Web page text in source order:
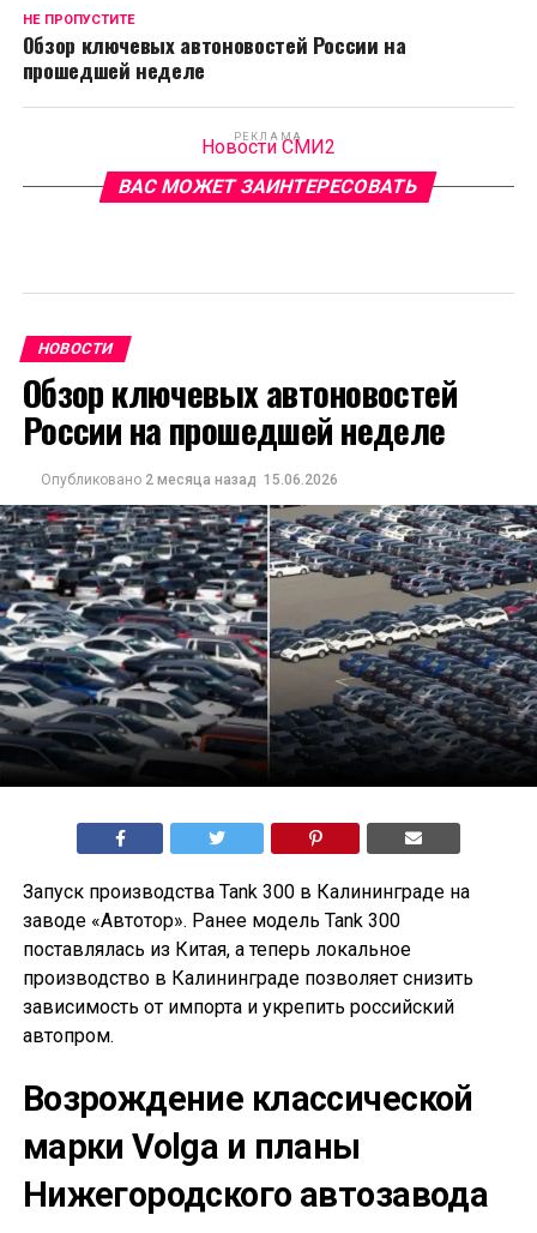
НЕ ПРОПУСТИТЕ
Обзор ключевых автоновостей России на
прошедшей неделе
РЕКЛАМА
Новости СМИ2
ВАС МОЖЕТ ЗАИНТЕРЕСОВАТЬ
НОВОСТИ
Обзор ключевых автоновостей
России на прошедшей неделе
Опубликовано 2 месяца назад 15.06.2026
Запуск производства Tank 300 в Калининграде на
заводе «Автотор». Ранее модель Tank 300
поставлялась из Китая, а теперь локальное
производство в Калининграде позволяет снизить
зависимость от импорта и укрепить российский
автопром.
Возрождение классической
марки Volga и планы
Нижегородского автозавода